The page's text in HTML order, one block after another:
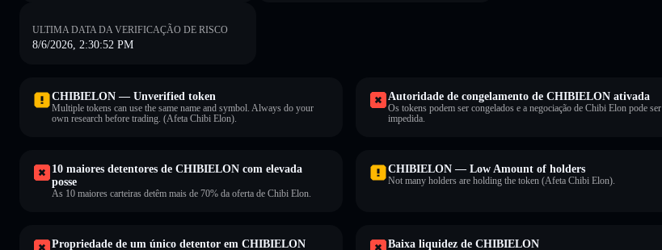
ULTIMA DATA DA VERIFICAÇÃO DE RISCO
8/6/2026, 2:30:52 PM
CHIBIELON — Unverified token
Multiple tokens can use the same name and symbol. Always do your
own research before trading. (Afeta Chibi Elon).
Autoridade de congelamento de CHIBIELON ativada
Os tokens podem ser congelados e a negociação de Chibi Elon pode ser
impedida.
10 maiores detentores de CHIBIELON com elevada
posse
As 10 maiores carteiras detêm mais de 70% da oferta de Chibi Elon.
CHIBIELON — Low Amount of holders
Not many holders are holding the token (Afeta Chibi Elon).
Propriedade de um único detentor em CHIBIELON Baixa liquidez de CHIBIELON